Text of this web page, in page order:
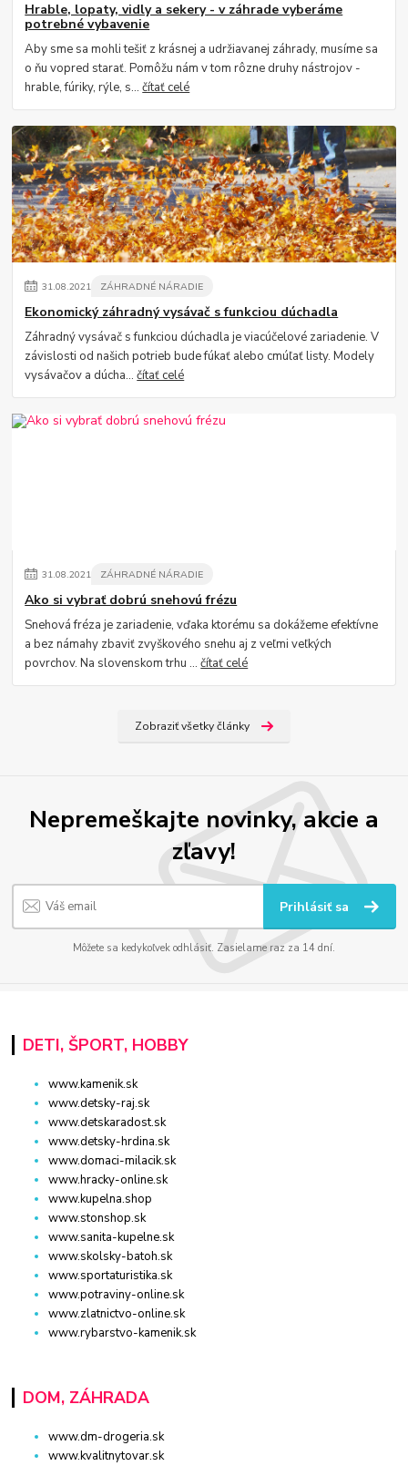
Hrable, lopaty, vidly a sekery - v záhrade vyberáme
potrebné vybavenie
Aby sme sa mohli tešiť z krásnej a udržiavanej záhrady, musíme sa
o ňu vopred starať. Pomôžu nám v tom rôzne druhy nástrojov -
hrable, fúriky, rýle, s...čítať celé
31.08.2021 ZÁHRADNÉ NÁRADIE
Ekonomický záhradný vysávač s funkciou dúchadla
Záhradný vysávač s funkciou dúchadla je viacúčelové zariadenie. V
závislosti od našich potrieb bude fúkať alebo cmúľať listy. Modely
vysávačov a dúcha...čítať celé
31.08.2021 ZÁHRADNÉ NÁRADIE
Ako si vybrať dobrú snehovú frézu
Snehová fréza je zariadenie, vďaka ktorému sa dokážeme efektívne
a bez námahy zbaviť zvyškového snehu aj z veľmi veľkých
povrchov. Na slovenskom trhu ...čítať celé
Zobraziť všetky články
Nepremeškajte novinky, akcie a
zľavy!
Prihlásiť sa
Môžete sa kedykoľvek odhlásiť. Zasielame raz za 14 dní.
DETI, ŠPORT, HOBBY
www.kamenik.sk
www.detsky-raj.sk
www.detskaradost.sk
www.detsky-hrdina.sk
www.domaci-milacik.sk
www.hracky-online.sk
www.kupelna.shop
www.stonshop.sk
www.sanita-kupelne.sk
www.skolsky-batoh.sk
www.sportaturistika.sk
www.potraviny-online.sk
www.zlatnictvo-online.sk
www.rybarstvo-kamenik.sk
DOM, ZÁHRADA
www.dm-drogeria.sk
www.kvalitnytovar.sk